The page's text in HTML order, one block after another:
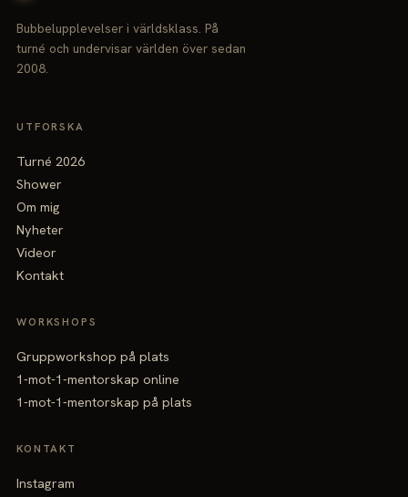
Bubbelupplevelser i världsklass. På
turné och undervisar världen över sedan
2008.
UTFORSKA
Turné 2026
Shower
Om mig
Nyheter
Videor
Kontakt
WORKSHOPS
Gruppworkshop på plats
1-mot-1-mentorskap online
1-mot-1-mentorskap på plats
KONTAKT
Instagram